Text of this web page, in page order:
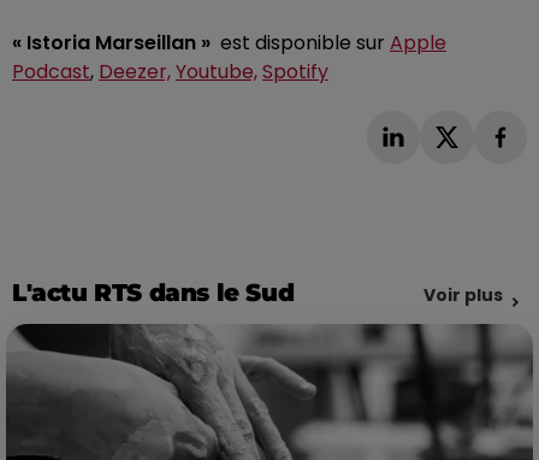
« Istoria Marseillan » est disponible sur Apple
Podcast, Deezer,Youtube,Spotify
L'actu RTS dans le Sud Voir plus